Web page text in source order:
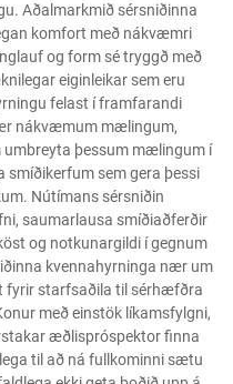
Aðalmarkmið sérsniðinna
komfort með nákvæmri
og form sé tryggð með
eiginleikar sem eru
felast í framfarandi
nákvæmum mælingum,
þessum mælingum í
sem gera þessi
Nútímans sérsniðin
saumarlausa smíðiaðferðir
og notkunargildi í gegnum
kvennahyrninga nær um
fyrir starfsaðila til sérhæfðra
með einstök líkamsfylgni,
æðlispróspektor finna
til að ná fullkominni sætu